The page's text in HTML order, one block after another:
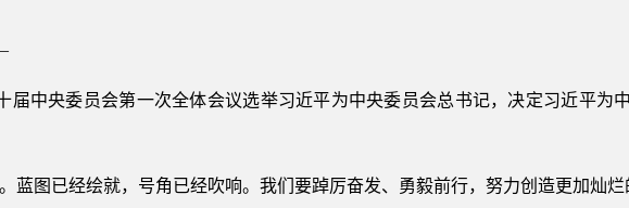
届中央委员会第一次全体会议选举习近平为中央委员会总书记，决定习近平为
蓝图已经绘就，号角已经吹响。我们要踔厉奋发、勇毅前行，努力创造更加灿烂